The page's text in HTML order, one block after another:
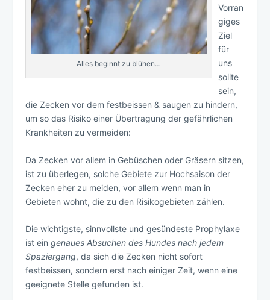
Alles beginnt zu blühen…
Vorran
giges
Ziel
für
uns
sollte
sein,
die Zecken vor dem festbeissen & saugen zu hindern,
um so das Risiko einer Übertragung der gefährlichen
Krankheiten zu vermeiden:
Da Zecken vor allem in Gebüschen oder Gräsern sitzen,
ist zu überlegen, solche Gebiete zur Hochsaison der
Zecken eher zu meiden, vor allem wenn man in
Gebieten wohnt, die zu den Risikogebieten zählen.
Die wichtigste, sinnvollste und gesündeste Prophylaxe
ist eingenaues Absuchen des Hundes nach jedem
Spaziergang, da sich die Zecken nicht sofort
festbeissen, sondern erst nach einiger Zeit, wenn eine
geeignete Stelle gefunden ist.